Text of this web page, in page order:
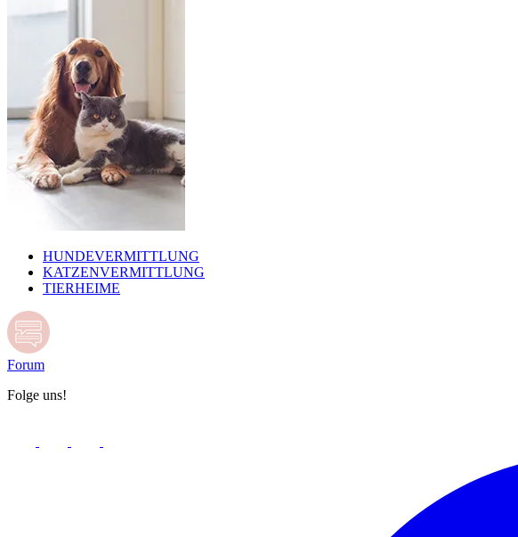
HUNDEVERMITTLUNG
KATZENVERMITTLUNG
TIERHEIME
Forum
Folge uns!